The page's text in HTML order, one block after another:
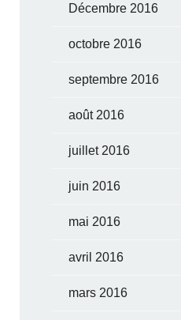
Décembre 2016
octobre 2016
septembre 2016
août 2016
juillet 2016
juin 2016
mai 2016
avril 2016
mars 2016